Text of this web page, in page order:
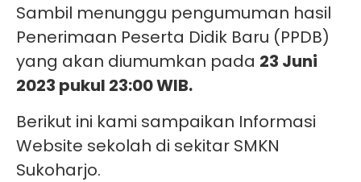
Sambil menunggu pengumuman hasil
Penerimaan Peserta Didik Baru (PPDB)
yang akan diumumkan pada 23 Juni
2023 pukul 23:00 WIB.
Berikut ini kami sampaikan Informasi
Website sekolah di sekitar SMKN
Sukoharjo.